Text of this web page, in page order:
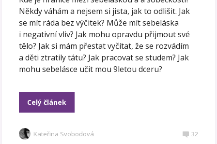
Někdy váhám a nejsem si jista, jak to odlišit. Jak
se mít ráda bez výčitek? Může mít sebeláska
i negativní vliv? Jak mohu opravdu přijmout své
tělo? Jak si mám přestat vyčítat, že se rozvádím
a děti ztratily tátu? Jak pracovat se studem? Jak
mohu sebelásce učit mou 9letou dceru?
Celý článek
Kateřina Svobodová 32